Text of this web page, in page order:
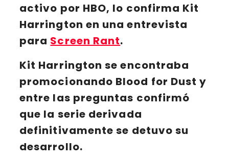
activo por HBO, lo confirma Kit
Harrington en una entrevista
para Screen Rant.
Kit Harrington se encontraba
promocionando Blood for Dust y
entre las preguntas confirmó
que la serie derivada
definitivamente se detuvo su
desarrollo.